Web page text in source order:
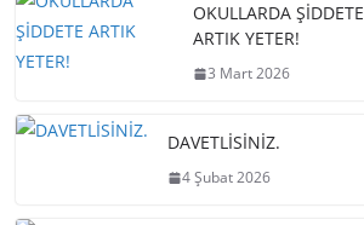
OKULLARDA ŞİDDETE
ARTIK YETER!
3 Mart 2026
DAVETLİSİNİZ.
4 Şubat 2026